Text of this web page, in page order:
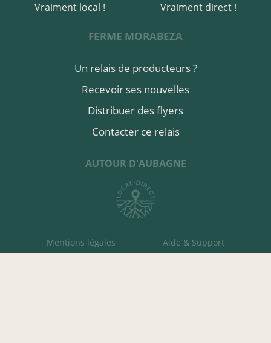
Vraiment local !
Vraiment direct !
FERME MORABEZA
Un relais de producteurs ?
Recevoir ses nouvelles
Distribuer des flyers
Contacter ce relais
AUTOUR D'AUBAGNE
Mentions légales Aide & Support